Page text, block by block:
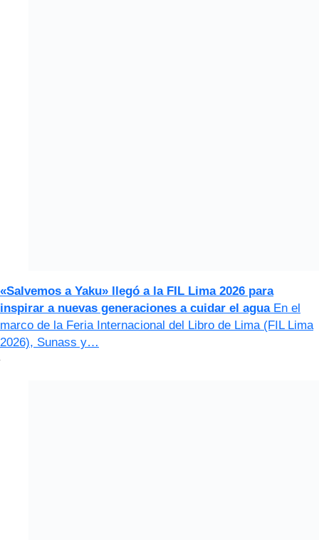
«Salvemos a Yaku» llegó a la FIL Lima 2026 para
inspirar a nuevas generaciones a cuidar el agua En el
marco de la Feria Internacional del Libro de Lima (FIL Lima
2026), Sunass y…